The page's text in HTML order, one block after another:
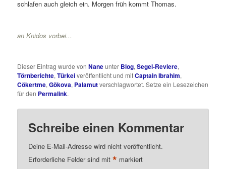
schlafen auch gleich ein. Morgen früh kommt Thomas.
an Knidos vorbei...
Dieser Eintrag wurde vonNaneunter Blog,Segel-Reviere,
Törnberichte,Türkeiveröffentlicht und mitCaptain Ibrahim,
Cökertme,Gökova, Palamutverschlagwortet. Setze ein Lesezeichen
für den Permalink.
Schreibe einen Kommentar
Deine E-Mail-Adresse wird nicht veröffentlicht.
Erforderliche Felder sind mit* markiert